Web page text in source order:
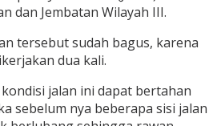
dan Jembatan Wilayah III.
tersebut sudah bagus, karena
dua kali.
jalan ini dapat bertahan
sebelum nya beberapa sisi jalan